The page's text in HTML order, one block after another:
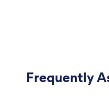
Frequently